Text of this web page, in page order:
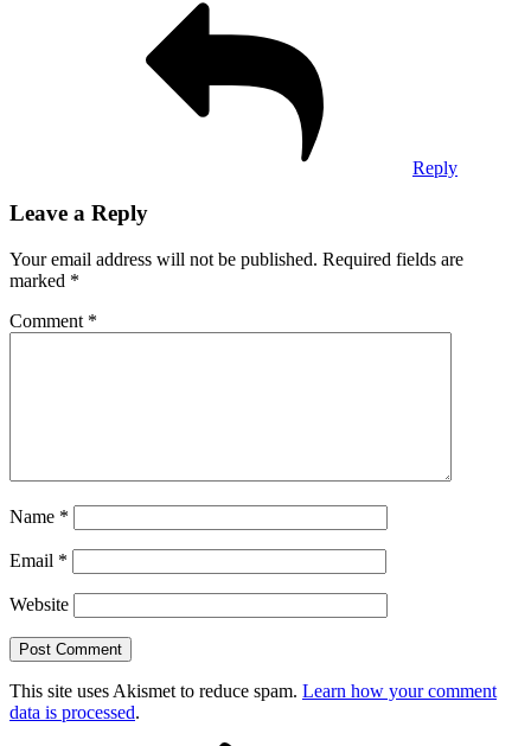
Reply
Leave a Reply
Your email address will not be published. Required fields are
marked *
Comment *
Name *
Email *
Website
This site uses Akismet to reduce spam. Learn how your comment
data is processed.